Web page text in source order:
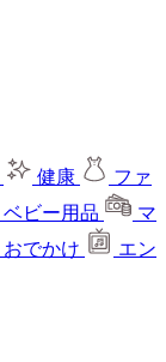
健康
ファ
ベビー用品
マ
おでかけ
エン